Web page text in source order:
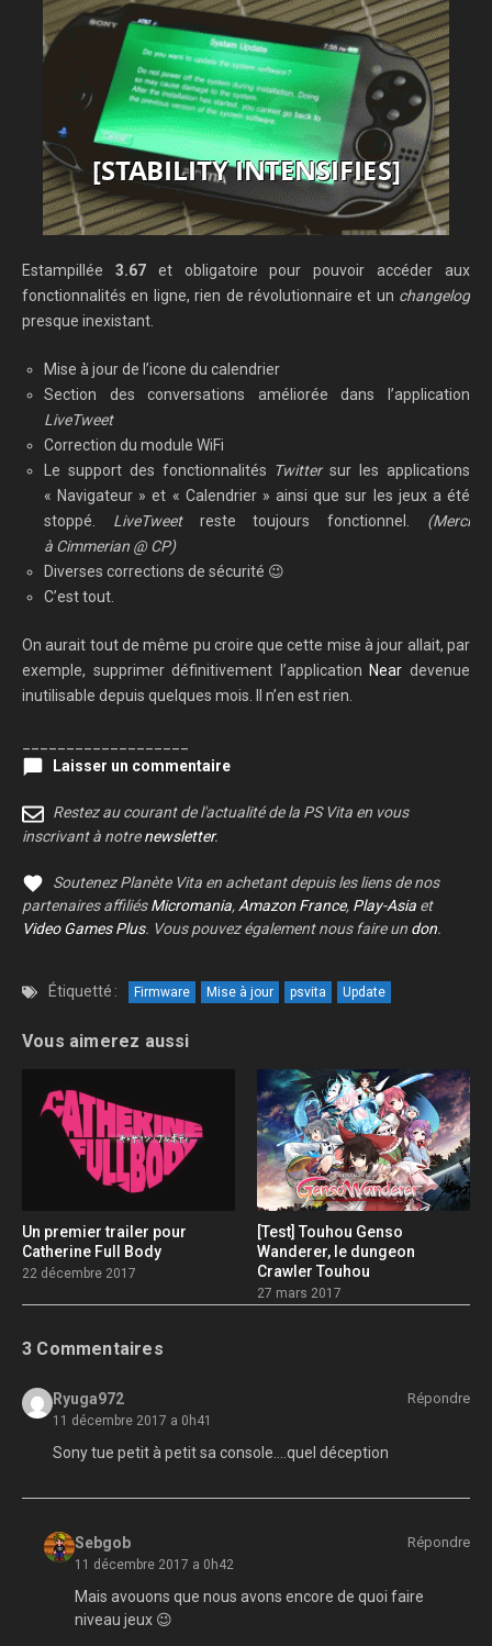
Estampillée 3.67et obligatoire pour pouvoir accéder aux
fonctionnalités en ligne, rien de révolutionnaire et un changelog
presque inexistant.
Mise à jour de l’icone du calendrier
Section des conversations améliorée dans l’application
LiveTweet
Correction du module WiFi
Le support des fonctionnalités Twittersur les applications
« Navigateur » et « Calendrier » ainsi que sur les jeux a été
stoppé. LiveTweetreste toujours fonctionnel. (Merci
à Cimmerian @ CP)
Diverses corrections de sécurité 😉
C’est tout.
On aurait tout de même pu croire que cette mise à jour allait, par
exemple, supprimer définitivement l’application Near devenue
inutilisable depuis quelques mois. Il n’en est rien.
Laisser un commentaire
Restez au courant de l'actualité de la PS Vita en vous
inscrivant à notrenewsletter.
Soutenez Planète Vita en achetant depuis les liens de nos
partenaires affiliésMicromania, Amazon France, Play-Asia et
Video Games Plus. Vous pouvez également nous faire un don.
Étiquetté : Firmware Mise à jour psvita Update
Vous aimerez aussi
Un premier trailer pour
Catherine Full Body
22 décembre 2017
[Test] Touhou Genso
Wanderer, le dungeon
Crawler Touhou
27 mars 2017
3 Commentaires
Ryuga972
11 décembre 2017 a 0h41
Répondre
Sony tue petit à petit sa console….quel déception
Sebgob
11 décembre 2017 a 0h42
Répondre
Mais avouons que nous avons encore de quoi faire
niveau jeux 😉